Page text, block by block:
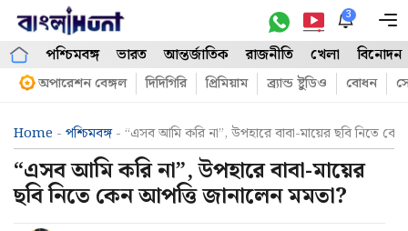
Skip
content
3
পশ্চিমবঙ্গ ভারত আন্তর্জাতিক রাজনীতি খেলা বিনোদন
অপারেশন বেঙ্গল দিদিগিরি প্রিমিয়াম ব্র্যান্ড ষ্টুডিও বোধন
Home - পশ্চিমবঙ্গ- “এসব আমি করি না”, উপহারে বাবা-মায়ের ছবি নিতে
“এসব আমি করি না”, উপহারে বাবা-মায়ের
ছবি নিতে কেন আপত্তি জানালেন মমতা?